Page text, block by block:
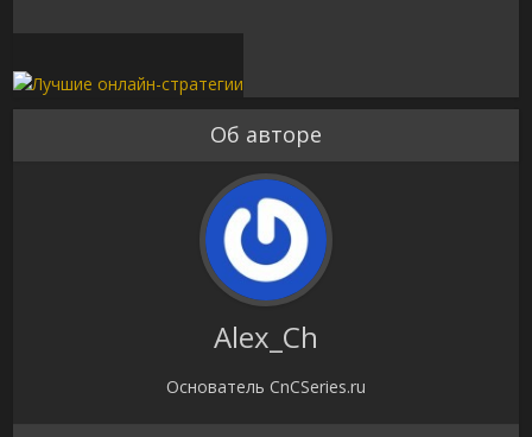
Об авторе
Alex_Ch
Основатель CnCSeries.ru